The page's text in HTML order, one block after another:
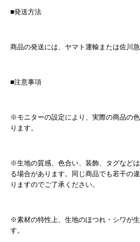
■発送方法
商品の発送には、ヤマト運輸または佐川急
■注意事項
※モニターの設定により、実際の商品の
ります。
※生地の質感、色合い、装飾、タグなど
る場合があります。同じ商品でも若干の
りますのでご了承ください。
※素材の特性上、生地のほつれ・シワが
す。